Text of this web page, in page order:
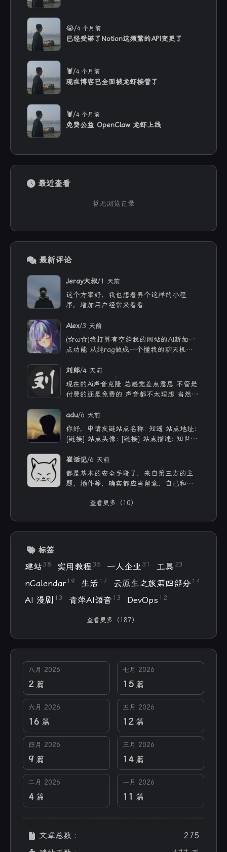
😭/4 个月前
已经受够了Notion这频繁的API变更了
🦞/4 个月前
现在博客已全面被龙虾接管了
🦞/4 个月前
免费公益 OpenClaw 龙虾上线
最近查看
暂无浏览记录
最新评论
Jeray大叔/1 天前
这个方案好，我也想着弄个这样的小程
序，增加用户经常来看看
Alex/3 天前
(☆ω☆)我打算有空给我的网站的AI新加一
点功能 从纯rag做成一个懂我的聊天机器
可以薅免费额度的API 还有DeepSeek的低
价API 太爽啦
刘郎/4 天前
现在的Ai声音克隆 总感觉差点意思 不管是
付费的还是免费的 声音都不太理想 当然
adu/6 天前
你好，申请友链站点名称: 知遥 站点地址:
[链接] 站点头像: [链接] 站点描述: 知世故
崔话记/6 天前
都是基本的安全手段了，来自第三方的主
题、插件等，确实都应当留意，自己和用ai
查看更多（10）
标签
建站 38 实用教程 35 一人企业 31 工具 23
nCalendar 19 生活 17 云原生之旅第四部分 14
AI 漫剧 13 青萍AI语音 13 DevOps 12
查看更多（187）
八月 2026
2 篇
七月 2026
15 篇
六月 2026
16 篇
五月 2026
12 篇
四月 2026
9 篇
三月 2026
14 篇
二月 2026
4 篇
一月 2026
11 篇
文章总数 :
275